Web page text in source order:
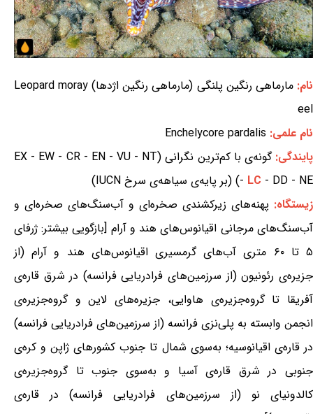
نام:
مارماهی رنگین پلنگی (مارماهی رنگین اژدها) Leopard moray
eel
نام علمی: Enchelycore pardalis
پایندگی:
گونه‌ی با کم‌ترین نگرانی (EX - EW - CR - EN - VU - NT
- LC - DD - NE) (بر پایه‌ی سیاهه‌ی سرخ IUCN)
زیستگاه: پهنه‌های زیرکشندی صخره‌ای و آب‌سنگ‌های صخره‌ای و
آب‌سنگ‌های مرجانی اقیانوس‌های هند و آرام [بازگویی بیشتر: ژرفای
۵ تا ۶۰ متری آب‌های گرمسیری اقیانوس‌های هند و آرام (از
جزیره‌ی رئونیون (از سرزمین‌های فرادریایی فرانسه) در شرق قاره‌ی
آفریقا تا گروه‌جزیره‌ی هاوایی، جزیره‌های لاین و گروه‌جزیره‌ی
انجمن وابسته به پلی‌نزی فرانسه (از سرزمین‌های فرادریایی فرانسه)
در قاره‌ی اقیانوسیه؛ به‌سوی شمال تا جنوب کشورهای ژاپن و کره‌ی
جنوبی در شرق قاره‌ی آسیا و به‌سوی جنوب تا گروه‌جزیره‌ی
کالدونیای نو (از سرزمین‌های فرادریایی فرانسه) در قاره‌ی